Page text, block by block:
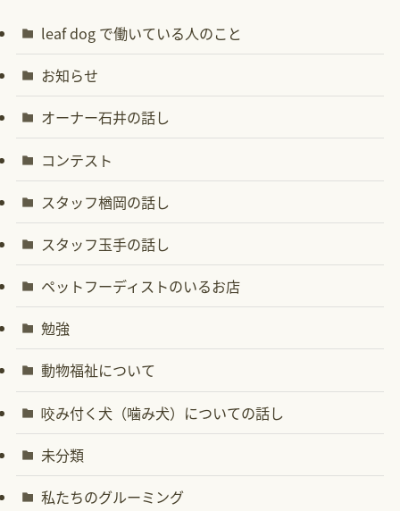
leaf dog で働いている人のこと
お知らせ
オーナー石井の話し
コンテスト
スタッフ楢岡の話し
スタッフ玉手の話し
ペットフーディストのいるお店
勉強
動物福祉について
咬み付く犬（噛み犬）についての話し
未分類
私たちのグルーミング